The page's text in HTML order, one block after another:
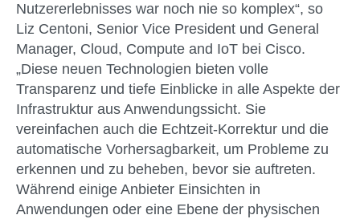
Nutzererlebnisses war noch nie so komplex“, so
Liz Centoni, Senior Vice President und General
Manager, Cloud, Compute and IoT bei Cisco.
„Diese neuen Technologien bieten volle
Transparenz und tiefe Einblicke in alle Aspekte der
Infrastruktur aus Anwendungssicht. Sie
vereinfachen auch die Echtzeit-Korrektur und die
automatische Vorhersagbarkeit, um Probleme zu
erkennen und zu beheben, bevor sie auftreten.
Während einige Anbieter Einsichten in
Anwendungen oder eine Ebene der physischen